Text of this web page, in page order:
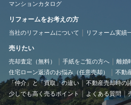
マンションカタログ
リフォームをお考えの方
当社のリフォームについて リフォーム実績
売りたい
売却査定（無料） 手紙をご覧の方へ
離婚
住宅ローン返済のお悩み（任意売却）
不動
「仲介」と「買取」の違い
不動産売却時の
少しでも高く売るポイント
よくある質問